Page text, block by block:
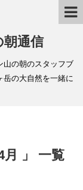
通信
山の朝のスタッフブ
岳の大自然を一緒に
月 」 一覧